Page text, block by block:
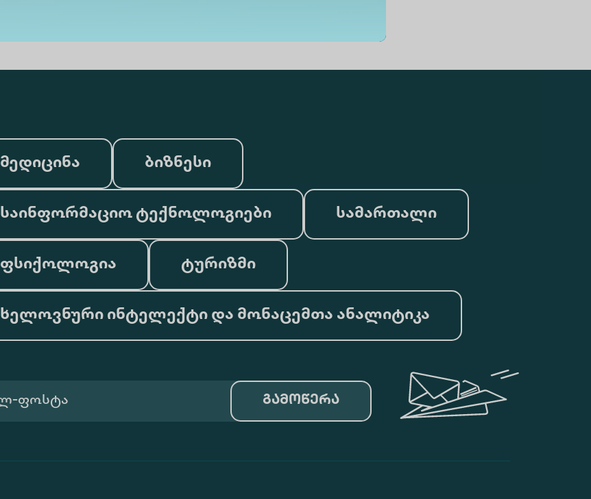
მედიცინა ბიზნესი
საინფორმაციო ტექნოლოგიები სამართალი
ფსიქოლოგია ტურიზმი
ხელოვნური ინტელექტი და მონაცემთა ანალიტიკა
გამოწერა